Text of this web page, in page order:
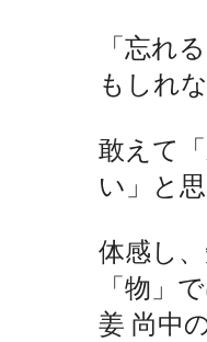
「忘れ
もしれな
敢えて
い」と
体感し
「物」
姜 尚中